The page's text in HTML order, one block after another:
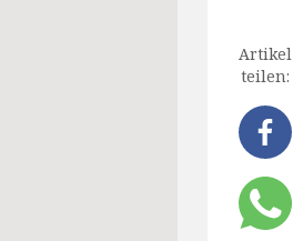
Artikel
teilen: